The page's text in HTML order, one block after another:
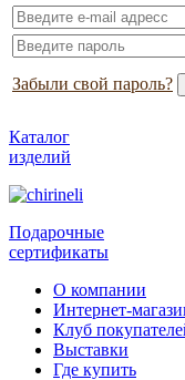
Забыли свой пароль?
Каталог
изделий
Подарочные
сертификаты
О компании
Интернет-
Клуб
Выставки
Где купить